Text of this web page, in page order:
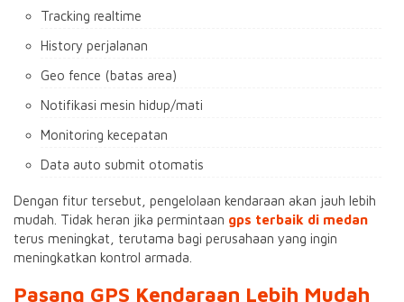
Tracking realtime
History perjalanan
Geo fence (batas area)
Notifikasi mesin hidup/mati
Monitoring kecepatan
Data auto submit otomatis
Dengan fitur tersebut, pengelolaan kendaraan akan jauh lebih
mudah. Tidak heran jika permintaan gps terbaik di medan
terus meningkat, terutama bagi perusahaan yang ingin
meningkatkan kontrol armada.
Pasang GPS Kendaraan Lebih Mudah